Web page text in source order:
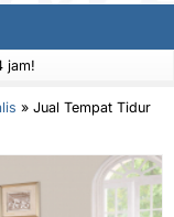
jam!
» Jual Tempat Tidur